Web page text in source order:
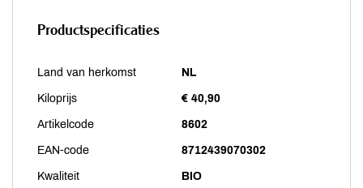
Productspecificaties
Land van herkomst NL
Kiloprijs € 40,90
Artikelcode 8602
EAN-code 8712439070302
Kwaliteit BIO